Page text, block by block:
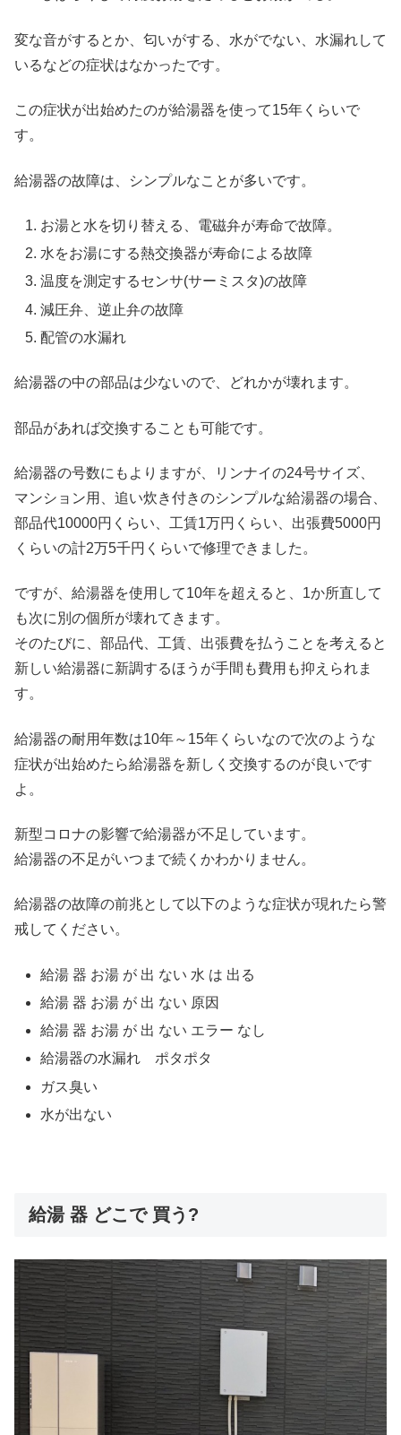
変な音がするとか、匂いがする、水がでない、水漏れして
いるなどの症状はなかったです。
この症状が出始めたのが給湯器を使って15年くらいで
す。
給湯器の故障は、シンプルなことが多いです。
お湯と水を切り替える、電磁弁が寿命で故障。
水をお湯にする熱交換器が寿命による故障
温度を測定するセンサ(サーミスタ)の故障
減圧弁、逆止弁の故障
配管の水漏れ
給湯器の中の部品は少ないので、どれかが壊れます。
部品があれば交換することも可能です。
給湯器の号数にもよりますが、リンナイの24号サイズ、
マンション用、追い炊き付きのシンプルな給湯器の場合、
部品代10000円くらい、工賃1万円くらい、出張費5000円
くらいの計2万5千円くらいで修理できました。
ですが、給湯器を使用して10年を超えると、1か所直して
も次に別の個所が壊れてきます。
そのたびに、部品代、工賃、出張費を払うことを考えると
新しい給湯器に新調するほうが手間も費用も抑えられま
す。
給湯器の耐用年数は10年～15年くらいなので次のような
症状が出始めたら給湯器を新しく交換するのが良いです
よ。
新型コロナの影響で給湯器が不足しています。
給湯器の不足がいつまで続くかわかりません。
給湯器の故障の前兆として以下のような症状が現れたら警
戒してください。
給湯 器 お湯 が 出 ない 水 は 出る
給湯 器 お湯 が 出 ない 原因
給湯 器 お湯 が 出 ない エラー なし
給湯器の水漏れ ポタポタ
ガス臭い
水が出ない
給湯 器 どこで 買う?